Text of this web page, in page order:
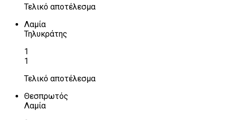
Τελικό αποτέλεσμα
Λαμία
Τηλυκράτης
1
1
Τελικό αποτέλεσμα
Θεσπρωτός
Λαμία